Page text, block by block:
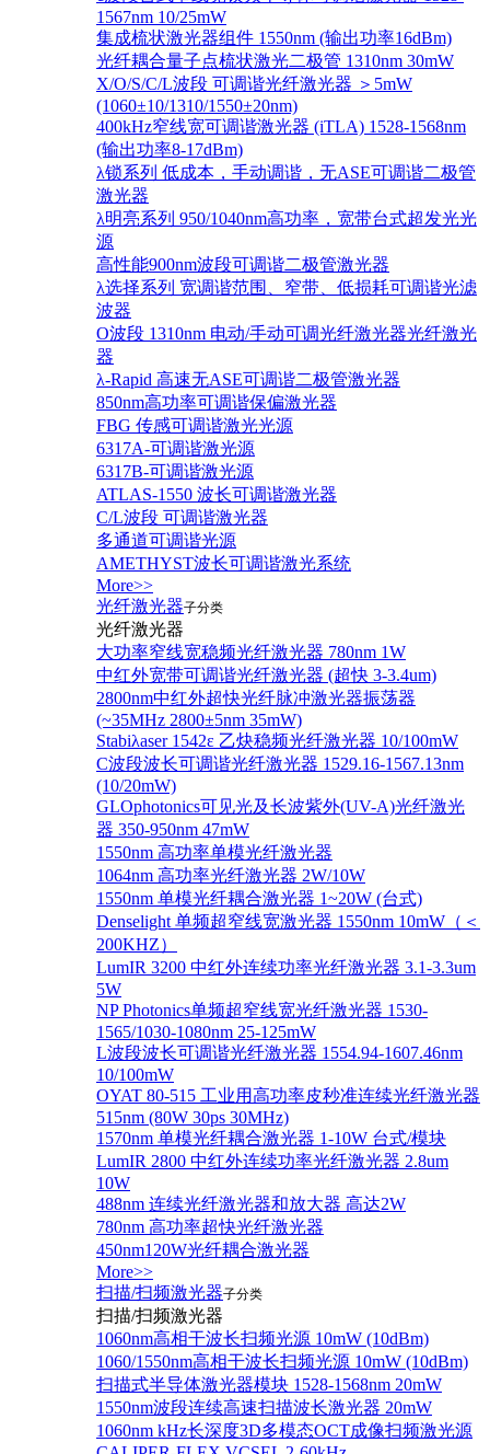
1567nm 10/25mW
集成梳状激光器组件 1550nm (输出功率16dBm)
光纤耦合量子点梳状激光二极管 1310nm 30mW
X/O/S/C/L波段 可调谐光纤激光器 ＞5mW
(1060±10/1310/1550±20nm)
400kHz窄线宽可调谐激光器 (iTLA) 1528-1568nm
(输出功率8-17dBm)
λ锁系列 低成本，手动调谐，无ASE可调谐二极管
激光器
λ明亮系列 950/1040nm高功率，宽带台式超发光光
源
高性能900nm波段可调谐二极管激光器
λ选择系列 宽调谐范围、窄带、低损耗可调谐光滤
波器
O波段 1310nm 电动/手动可调光纤激光器光纤激光
器
λ-Rapid 高速无ASE可调谐二极管激光器
850nm高功率可调谐保偏激光器
FBG 传感可调谐激光光源
6317A-可调谐激光源
6317B-可调谐激光源
ATLAS-1550 波长可调谐激光器
C/L波段 可调谐激光器
多通道可调谐光源
AMETHYST波长可调谐激光系统
More>>
光纤激光器子分类
光纤激光器
大功率窄线宽稳频光纤激光器 780nm 1W
中红外宽带可调谐光纤激光器 (超快 3-3.4um)
2800nm中红外超快光纤脉冲激光器振荡器
(~35MHz 2800±5nm 35mW)
Stabiλaser 1542ε 乙炔稳频光纤激光器 10/100mW
C波段波长可调谐光纤激光器 1529.16-1567.13nm
(10/20mW)
GLOphotonics可见光及长波紫外(UV-A)光纤激光
器 350-950nm 47mW
1550nm 高功率单模光纤激光器
1064nm 高功率光纤激光器 2W/10W
1550nm 单模光纤耦合激光器 1~20W (台式)
Denselight 单频超窄线宽激光器 1550nm 10mW（＜
200KHZ）
LumIR 3200 中红外连续功率光纤激光器 3.1-3.3um
5W
NP Photonics单频超窄线宽光纤激光器 1530-
1565/1030-1080nm 25-125mW
L波段波长可调谐光纤激光器 1554.94-1607.46nm
10/100mW
OYAT 80-515 工业用高功率皮秒准连续光纤激光器
515nm (80W 30ps 30MHz)
1570nm 单模光纤耦合激光器 1-10W 台式/模块
LumIR 2800 中红外连续功率光纤激光器 2.8um
10W
488nm 连续光纤激光器和放大器 高达2W
780nm 高功率超快光纤激光器
450nm120W光纤耦合激光器
More>>
扫描/扫频激光器子分类
扫描/扫频激光器
1060nm高相干波长扫频光源 10mW (10dBm)
1060/1550nm高相干波长扫频光源 10mW (10dBm)
扫描式半导体激光器模块 1528-1568nm 20mW
1550nm波段连续高速扫描波长激光器 20mW
1060nm kHz长深度3D多模态OCT成像扫频激光源